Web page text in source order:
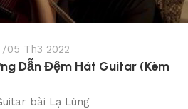
05 Th3 2022
Dẫn Đệm Hát Guitar (Kèm
bài Lạ Lùng